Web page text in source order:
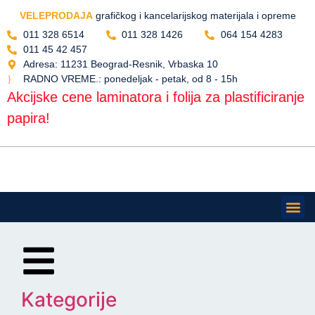
VELEPRODAJAgrafičkog i kancelarijskog materijala i opreme
011 328 6514
011 328 1426
064 154 4283
011 45 42 457
Adresa: 11231 Beograd-Resnik, Vrbaska 10
RADNO VREME.: ponedeljak - petak, od 8 - 15h
Akcijske cene laminatora i folija za plastificiranje
papira!
Kategorije